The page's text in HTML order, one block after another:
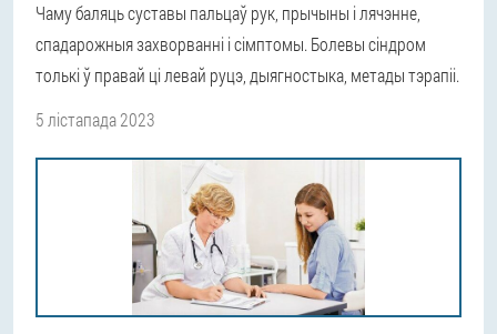
Чаму баляць суставы пальцаў рук, прычыны і лячэнне,
спадарожныя захворванні і сімптомы. Болевы сіндром
толькі ў правай ці левай руцэ, дыягностыка, метады тэрапіі.
5 лістапада 2023